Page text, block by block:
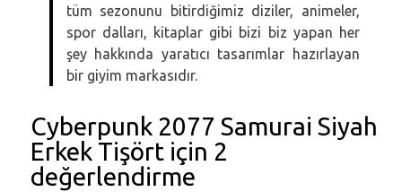
tüm sezonunu bitirdiğimiz diziler, animeler,
spor dalları, kitaplar gibi bizi biz yapan her
şey hakkında yaratıcı tasarımlar hazırlayan
bir giyim markasıdır.
Cyberpunk 2077 Samurai Siyah
Erkek Tişörtiçin 2
değerlendirme